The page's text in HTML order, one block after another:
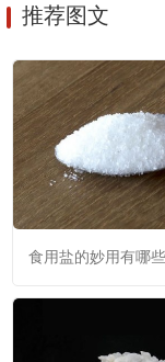
推荐图文
食用盐的妙用有哪些